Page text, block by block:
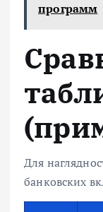
программ
Для
банковских